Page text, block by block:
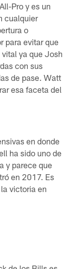
Pro y es un
cualquier
o
para evitar que
ya que Josh
con sus
de pase. Watt
esa faceta del
en donde
ha sido uno de
y parece que
en 2017. Es
victoria en